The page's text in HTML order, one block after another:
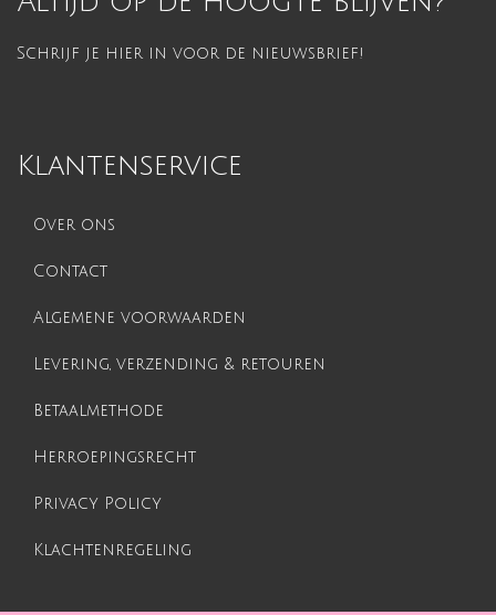
Schrijf je hier in voor de nieuwsbrief!
Klantenservice
Over ons
Contact
Algemene voorwaarden
Levering, verzending & retouren
Betaalmethode
Herroepingsrecht
Privacy Policy
Klachtenregeling